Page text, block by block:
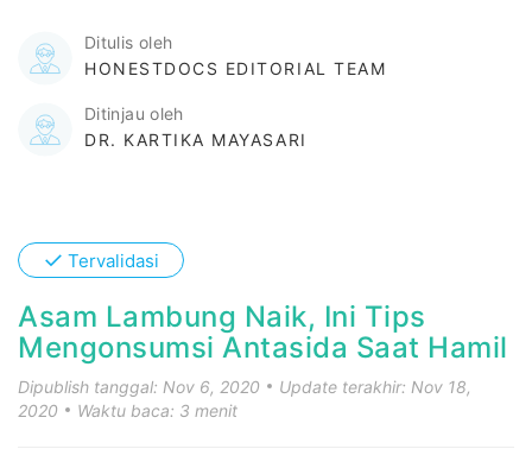
Ditulis oleh
HONESTDOCS EDITORIAL TEAM
Ditinjau oleh
DR. KARTIKA MAYASARI
✓ Tervalidasi
Asam Lambung Naik, Ini Tips
Mengonsumsi Antasida Saat Hamil
Dipublish tanggal: Nov 6, 2020
Update terakhir: Nov 18,
2020
Waktu baca: 3 menit